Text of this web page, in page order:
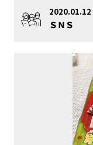
2020.01.12
ＳＮＳ